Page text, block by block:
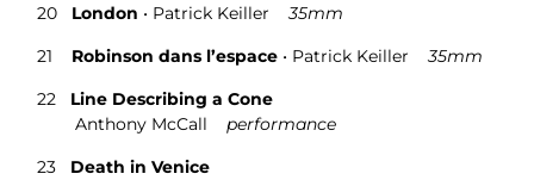
20
London • Patrick Keiller
35mm
21
Robinson dans l’espace • Patrick Keiller
35mm
22
Line Describing a Cone
Anthony McCall
performance
23
Death in Venice